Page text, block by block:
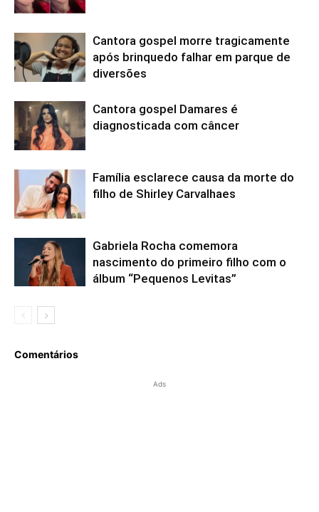
Cantora gospel morre tragicamente
após brinquedo falhar em parque de
diversões
Cantora gospel Damares é
diagnosticada com câncer
Família esclarece causa da morte do
filho de Shirley Carvalhaes
Gabriela Rocha comemora
nascimento do primeiro filho com o
álbum “Pequenos Levitas”
Comentários
Ads